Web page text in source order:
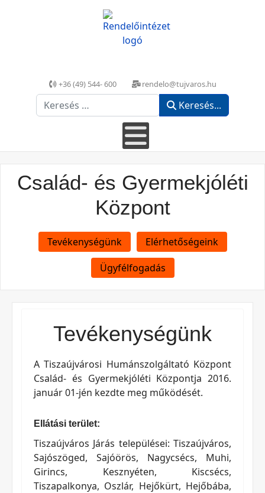
+36 (49) 544- 600 rendelo@tujvaros.hu
Keresés... Keresés...
Család- és Gyermekjóléti
Központ
Tevékenységünk
Elérhetőségeink
Ügyfélfogadás
Tevékenységünk
A Tiszaújvárosi Humánszolgáltató Központ
Család- és Gyermekjóléti Központja 2016.
január 01-jén kezdte meg működését.
Ellátási terület:
Tiszaújváros Járás települései: Tiszaújváros,
Sajószöged, Sajóörös, Nagycsécs, Muhi,
Girincs, Kesznyéten, Kiscsécs,
Tiszapalkonya, Oszlár, Hejőkürt, Hejőbába,